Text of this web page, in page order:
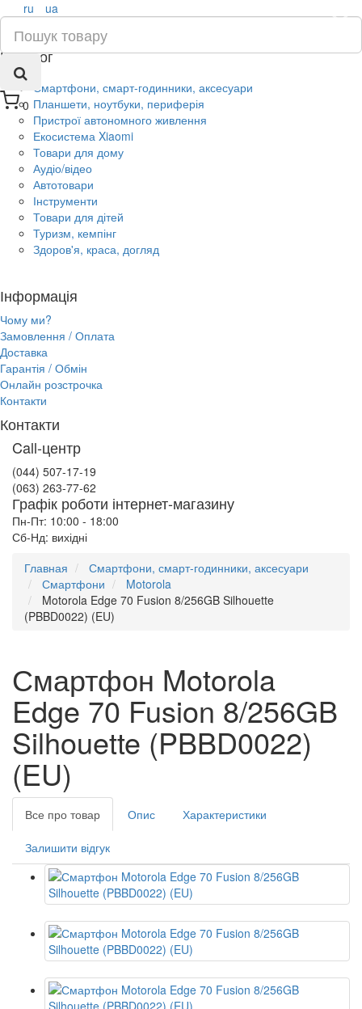
0
×
ru ua
Каталог
Смартфони, смарт-годинники, аксесуари
Планшети, ноутбуки, периферія
Пристрої автономного живлення
Екосистема Xiaomi
Товари для дому
Аудіо/відео
Автотовари
Інструменти
Товари для дітей
Туризм, кемпінг
Здоров'я, краса, догляд
Інформація
Чому ми?
Замовлення / Оплата
Доставка
Гарантія / Обмін
Онлайн розстрочка
Контакти
Контакти
Call-центр
(044) 507-17-19
(063) 263-77-62
Графік роботи інтернет-магазину
Пн-Пт: 10:00 - 18:00
Сб-Нд: вихідні
Главная
Смартфони, смарт-годинники, аксесуари
Смартфони
Motorola
Motorola Edge 70 Fusion 8/256GB Silhouette
(PBBD0022) (EU)
Смартфон Motorola
Edge 70 Fusion 8/256GB
Silhouette (PBBD0022)
(EU)
Все про товар Опис Характеристики
Залишити відгук